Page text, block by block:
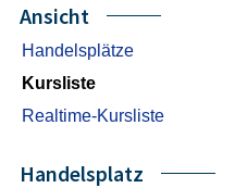
Ansicht
Handelsplätze
Kursliste
Realtime-Kursliste
Handelsplatz